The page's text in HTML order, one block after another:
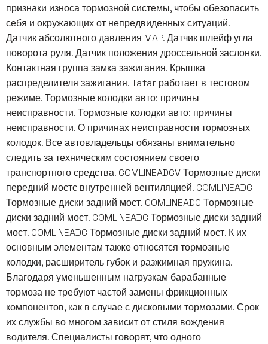
признаки износа тормозной системы, чтобы обезопасить
себя и окружающих от непредвиденных ситуаций.
Датчик абсолютного давления MAP. Датчик шлейф угла
поворота руля. Датчик положения дроссельной заслонки.
Контактная группа замка зажигания. Крышка
распределителя зажигания. Tatar работает в тестовом
режиме. Тормозные колодки авто: причины
неисправности. Тормозные колодки авто: причины
неисправности. О причинах неисправности тормозных
колодок. Все автовладельцы обязаны внимательно
следить за техническим состоянием своего
транспортного средства. COMLINEADCV Тормозные диски
передний мостс внутренней вентиляцией. COMLINEADC
Тормозные диски задний мост. COMLINEADC Тормозные
диски задний мост. COMLINEADC Тормозные диски задний
мост. COMLINEADC Тормозные диски задний мост. К их
основным элементам также относятся тормозные
колодки, расширитель губок и разжимная пружина.
Благодаря уменьшенным нагрузкам барабанные
тормоза не требуют частой замены фрикционных
компонентов, как в случае с дисковыми тормозами. Срок
их службы во многом зависит от стиля вождения
водителя. Специалисты говорят, что одного